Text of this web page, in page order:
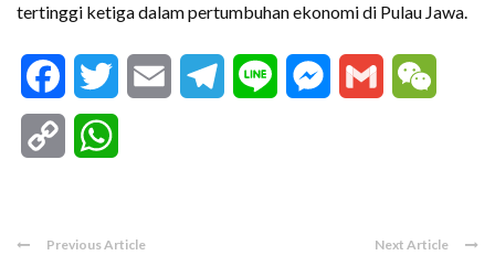
tertinggi ketiga dalam pertumbuhan ekonomi di Pulau Jawa.
FacebookTwitter Email Telegram
Line Messenger
Gmail
Copy
Previous Article Next Article